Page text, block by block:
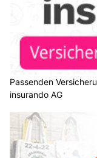
Passenden
insurando AG